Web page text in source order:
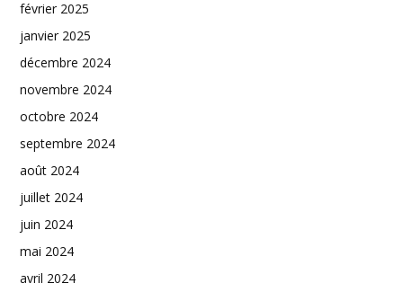
février 2025
janvier 2025
décembre 2024
novembre 2024
octobre 2024
septembre 2024
août 2024
juillet 2024
juin 2024
mai 2024
avril 2024